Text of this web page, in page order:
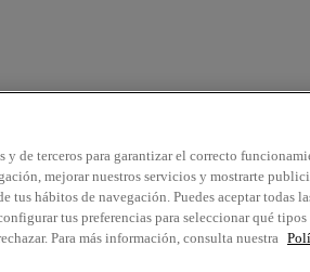
y de terceros para garantizar el correcto
mejorar nuestros servicios y mostrarte
tus hábitos de navegación. Puedes aceptar todas
tus preferencias para seleccionar qué tipos
Para más información, consulta nuestra